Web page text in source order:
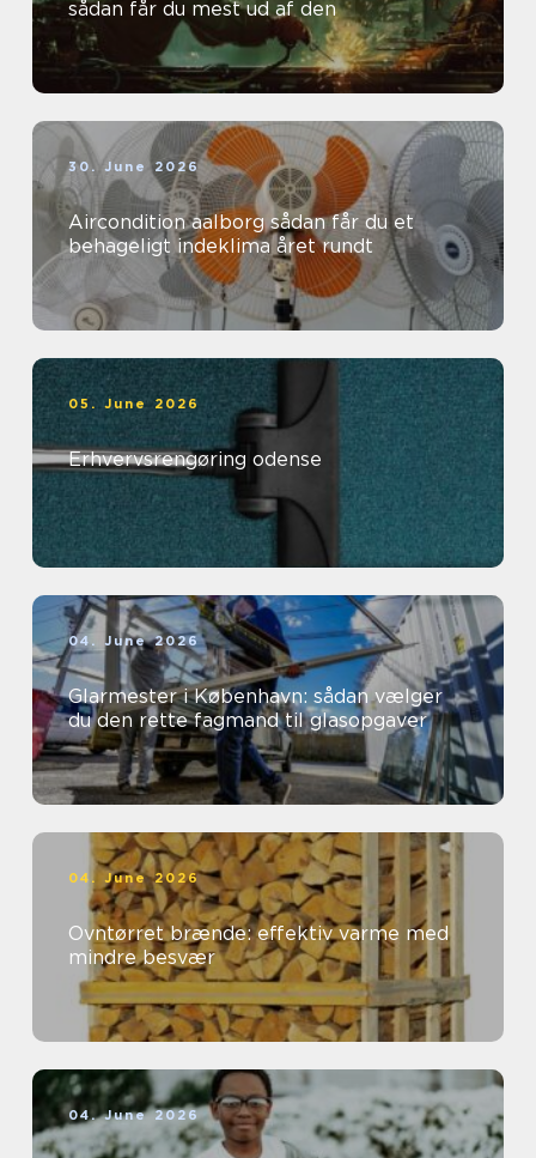
sådan får du mest ud af den
30. June 2026
Aircondition aalborg sådan får du et
behageligt indeklima året rundt
05. June 2026
Erhvervsrengøring odense
04. June 2026
Glarmester i København: sådan vælger
du den rette fagmand til glasopgaver
04. June 2026
Ovntørret brænde: effektiv varme med
mindre besvær
04. June 2026